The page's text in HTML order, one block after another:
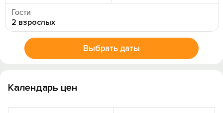
Гости
2 взрослых
Выбрать даты
Календарь цен